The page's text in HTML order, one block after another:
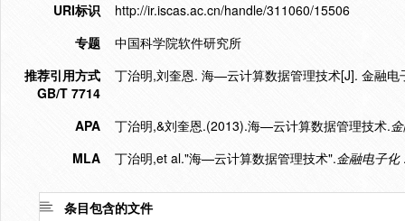
URI标识
http://ir.iscas.ac.cn/handle/311060/15506
专题
中国科学院软件研究所
推荐引用方式
GB/T 7714
丁治明,刘奎恩. 海—云计算数据管理技术[J]. 金融
APA 丁治明,&刘奎恩.(2013).海—云计算数据管理技术.
MLA
丁治明,et al."海—云计算数据管理技术".金融电子化
条目包含的文件